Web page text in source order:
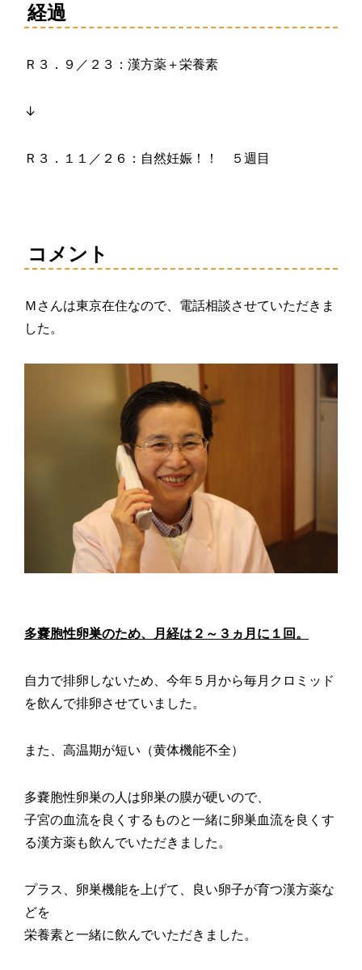
経過
Ｒ３．９／２３：漢方薬＋栄養素
↓
Ｒ３．１１／２６：自然妊娠！！ ５週目
コメント
Ｍさんは東京在住なので、電話相談させていただきま
した。
多嚢胞性卵巣のため、月経は２～３ヵ月に１回。
自力で排卵しないため、今年５月から毎月クロミッド
を飲んで排卵させていました。
また、高温期が短い（黄体機能不全）
多嚢胞性卵巣の人は卵巣の膜が硬いので、
子宮の血流を良くするものと一緒に卵巣血流を良くす
る漢方薬も飲んでいただきました。
プラス、卵巣機能を上げて、良い卵子が育つ漢方薬な
どを
栄養素と一緒に飲んでいただきました。